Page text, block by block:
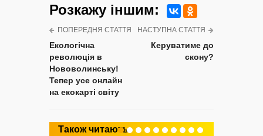
Розкажу iншим:
ПОПЕРЕДНЯ СТАТТЯ
Екологічна
революція в
Нововолинську!
Тепер усе онлайн
на екокарті світу
НАСТУПНА СТАТТЯ
Керуватиме до
скону?
Також читають